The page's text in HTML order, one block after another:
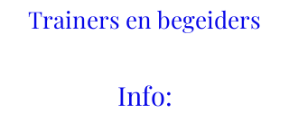
Trainers en begeiders
Info: